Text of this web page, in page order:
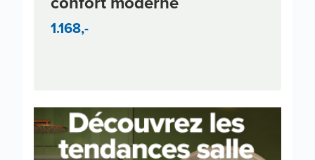
1.168,-